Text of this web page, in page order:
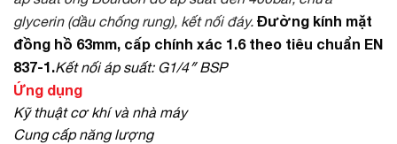
glycerin (dầu chống rung), kết nối đáy. Đường kính mặt
đồng hồ 63mm, cấp chính xác 1.6 theo tiêu chuẩn EN
837-1.Kết nối áp suất: G1/4″ BSP
Ứng dụng
Kỹ thuật cơ khí và nhà máy
Cung cấp năng lượng